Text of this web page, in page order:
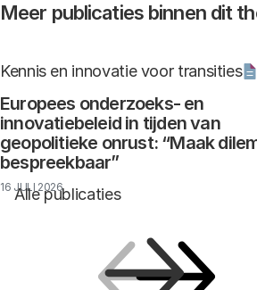
Meer publicaties binnen dit
Alle publicaties
Europees onderzoeks- en
innovatiebeleid in tijden van
geopolitieke onrust: “Maak
bespreekbaar”
Kennis en innovatie voor transities
16 JULI 2026